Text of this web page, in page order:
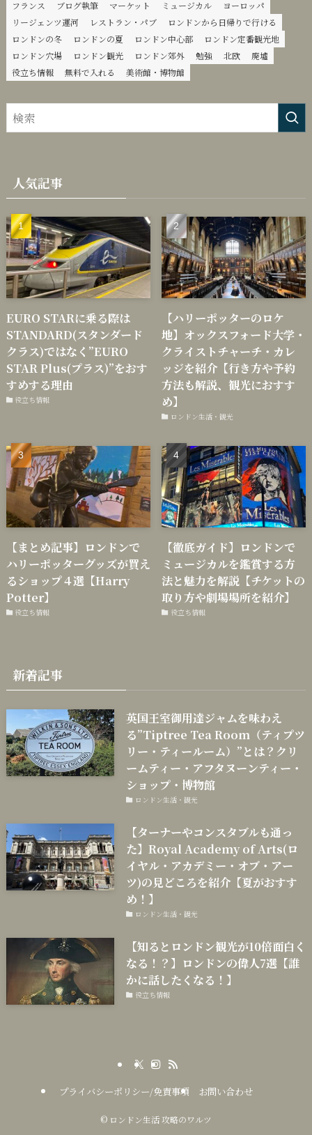
フランス
ブログ執筆 マーケット ミュージカル
ヨーロッパ
リージェンツ運河
レストラン・パブ
ロンドンから日帰りで行ける
ロンドンの冬
ロンドンの夏 ロンドン中心部
ロンドン定番観光地
ロンドン穴場
ロンドン観光 ロンドン郊外 勉強 北欧
廃墟
役立ち情報
無料で入れる 美術館・博物館
人気記事
EURO STARに乗る際は
STANDARD(スタンダード
クラス)ではなく”EURO
STAR Plus(プラス)”をおす
すめする理由
役立ち情報
【ハリーポッターのロケ
地】オックスフォード大学・
クライストチャーチ・カレ
ッジを紹介【行き方や予約
方法も解説、観光におすす
め】
ロンドン生活・観光
【まとめ記事】ロンドンで
ハリーポッターグッズが買え
るショップ４選【Harry
Potter】
役立ち情報
【徹底ガイド】ロンドンで
ミュージカルを鑑賞する方
法と魅力を解説【チケットの
取り方や劇場場所を紹介】
役立ち情報
新着記事
英国王室御用達ジャムを味わえ
る”Tiptree Tea Room（ティプツ
リー・ティールーム）”とは？クリ
ームティー・アフタヌーンティー・
ショップ・博物館
ロンドン生活・観光
【ターナーやコンスタブルも通っ
た】Royal Academy of Arts(ロ
イヤル・アカデミー・オブ・アー
ツ)の見どころを紹介【夏がおすす
め！】
ロンドン生活・観光
【知るとロンドン観光が10倍面白く
なる！？】ロンドンの偉人7選【誰
かに話したくなる！】
役立ち情報
プライバシーポリシー/免責事項 お問い合わせ
© ロンドン生活 攻略のワルツ